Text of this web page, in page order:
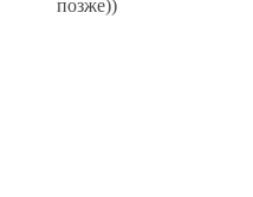
позже))